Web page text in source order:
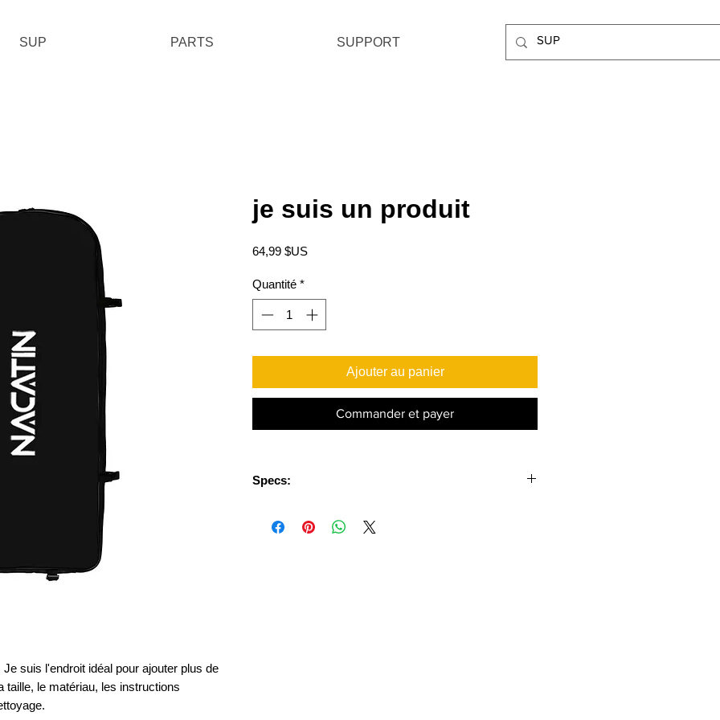
SUP PARTS SUPPORT
suis l'endroit idéal pour ajouter plus de
taille, le matériau, les instructions
je suis un produit
64,99 $USPrix
Quantité *
Ajouter au panier
Commander et payer
Specs:
Package Size(L x W x H): 50*38*5 cm